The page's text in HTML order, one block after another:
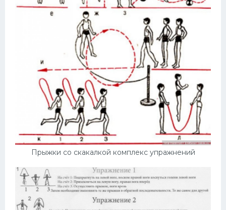
Прыжки со скакалкой комплекс упражнений